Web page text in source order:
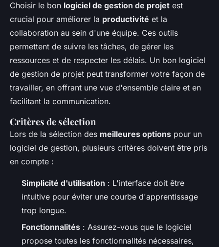
Choisir le bon logiciel de gestion de projet est
crucial pour améliorer la productivité et la
collaboration au sein d'une équipe. Ces outils
permettent de suivre les tâches, de gérer les
ressources et de respecter les délais. Un bon logiciel
de gestion de projet peut transformer votre façon de
travailler, en offrant une vue d'ensemble claire et en
facilitant la communication.
Critères de sélection
Lors de la sélection des meilleures options pour un
logiciel de gestion, plusieurs critères doivent être pris
en compte :
Simplicité d'utilisation : L'interface doit être
intuitive pour éviter une courbe d'apprentissage
trop longue.
Fonctionnalités : Assurez-vous que le logiciel
propose toutes les fonctionnalités nécessaires,